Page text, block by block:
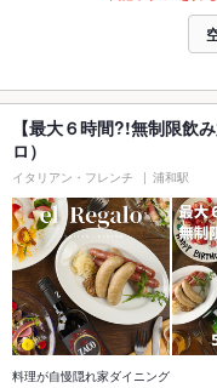
【最大６時間?!無制限
ロ）
イタリアン・フレンチ 浦和駅
料理が自慢隠れ家ダイニング